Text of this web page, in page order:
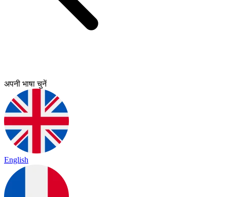
अपनी भाषा चुनें
English